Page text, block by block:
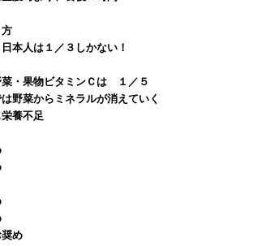
本人は１／３しかない！
・果物ビタミンＣは １／５
野菜からミネラルが消えていく
養不足
め